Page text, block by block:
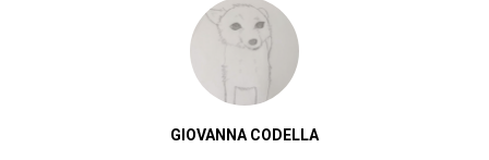
GIOVANNA CODELLA